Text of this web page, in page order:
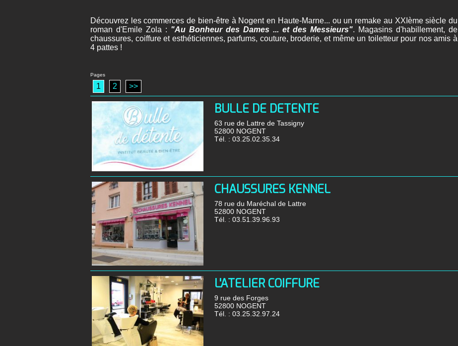
Découvrez les commerces de bien-être à Nogent en Haute-Marne... ou un remake au XXIème siècle du
roman d'Emile Zola : "Au Bonheur des Dames ... et des Messieurs". Magasins d'habillement, de
chaussures, coiffure et esthéticiennes, parfums, couture, broderie, et même un toiletteur pour nos amis à
4 pattes !
Pages
1 2 >>
BULLE DE DETENTE
63 rue de Lattre de Tassigny
52800 NOGENT
Tél. : 03.25.02.35.34
CHAUSSURES KENNEL
78 rue du Maréchal de Lattre
52800 NOGENT
Tél. : 03.51.39.96.93
L'ATELIER COIFFURE
9 rue des Forges
52800 NOGENT
Tél. : 03.25.32.97.24